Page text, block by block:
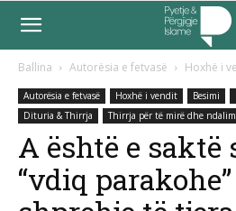
Ballina Autorësia e fetvasë Hoxhë i
Autorësia e fetvasë Hoxhë i vendit Besimi
Dituria & Thirrja
Thirrja për të mirë dhe
A është e saktë
“vdiq